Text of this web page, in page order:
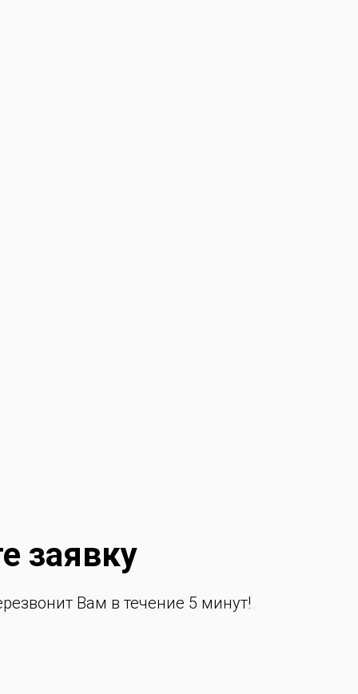
заявку
Вам в течение 5 минут!